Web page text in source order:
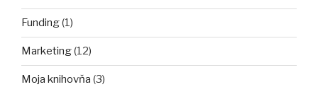
Funding(1)
Marketing(12)
Moja knihovňa (3)